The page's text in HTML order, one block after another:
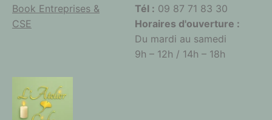
Book Entreprises &
CSE
Tél : 09 87 71 83 30
Horaires d'ouverture :
Du mardi au samedi
9h – 12h / 14h – 18h